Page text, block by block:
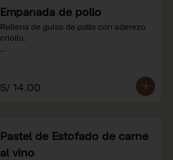
Empanada de pollo
Rellena de guiso de pollo con aderezo
criollo.
S/ 14.00
Pastel de Estofado de carne
al vino